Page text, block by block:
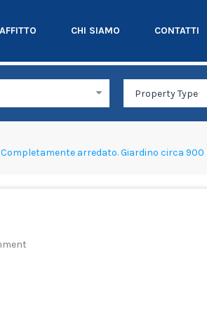
AFFITTO CHI SIAMO CONTATTI
arredato. Giardino circa 900